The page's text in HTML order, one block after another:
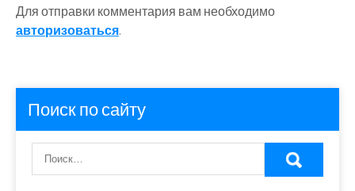
Для отправки комментария вам необходимо
авторизоваться.
Поиск по сайту